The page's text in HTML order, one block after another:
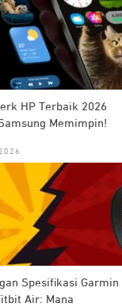
HP Terbaik 2026
Memimpin!
Spesifikasi Garmin
Air: Mana